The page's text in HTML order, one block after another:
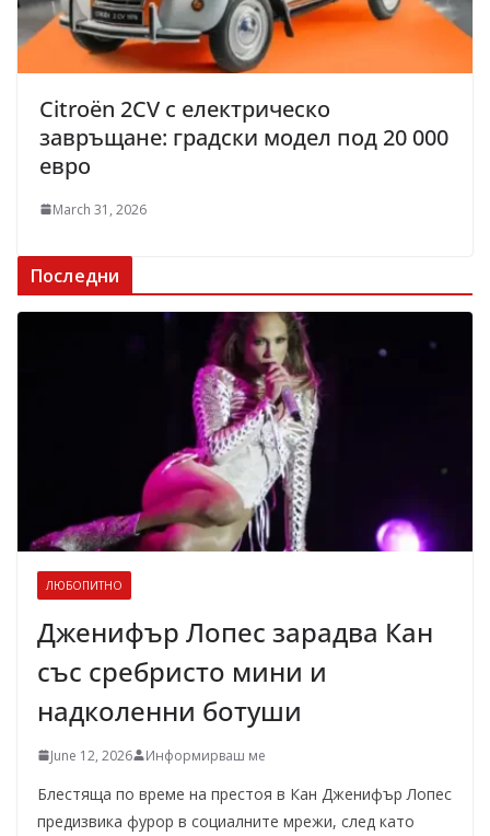
Citroën 2CV с електрическо
завръщане: градски модел под 20 000
евро
March 31, 2026
Последни
ЛЮБОПИТНО
Дженифър Лопес зарадва Кан
със сребристо мини и
надколенни ботуши
June 12, 2026 Информирваш ме
Блестяща по време на престоя в Кан Дженифър Лопес
предизвика фурор в социалните мрежи, след като